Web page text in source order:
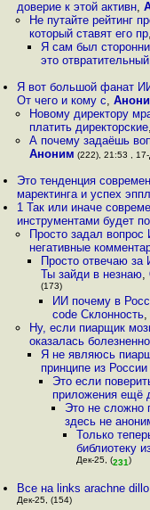
доверие к этой активн,
Не путайте рейтинг
который ставят его пр,
Я сам был
это
Я вот большой фанат
От чего и кому с,
Новому директору
платить директорские,
А почему задаёшь
Аноним (222), 21:53 ,
Это тенденция
маректинга и успех
1 Так или иначе
инструментами будет
Просто задал
негативные
Просто отвечаю
Ты зайди в незнаю,
(173)
ИИ почему в
code Склонность,
Ну, если пиарщик
оказалась
Я не являюсь
принципе из
Это если
приложения ещё
Это не сложно
здесь не
Только
библиотеку
Дек-25, (231)
Все на links arachne
Дек-25, (154)